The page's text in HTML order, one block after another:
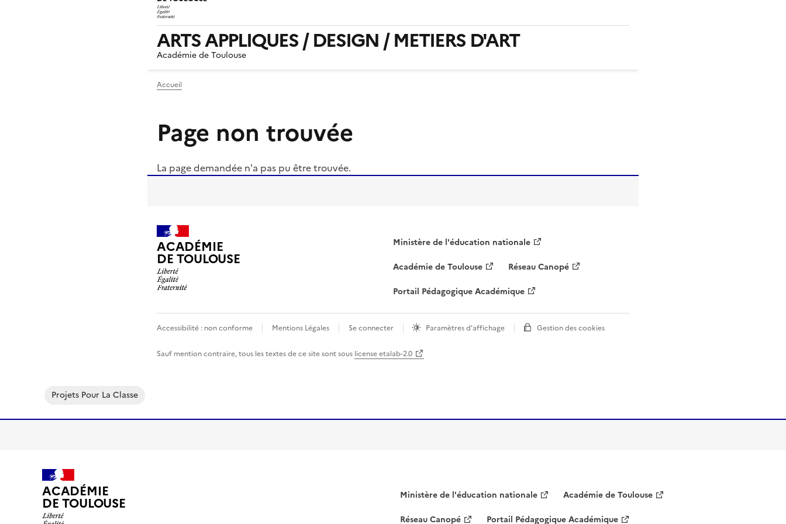
Projets Pour La Classe
ACADÉMIE
DE TOULOUSE Ministère de l'éducation nationale
Académie de Toulouse
Réseau Canopé
Portail Pédagogique Académique